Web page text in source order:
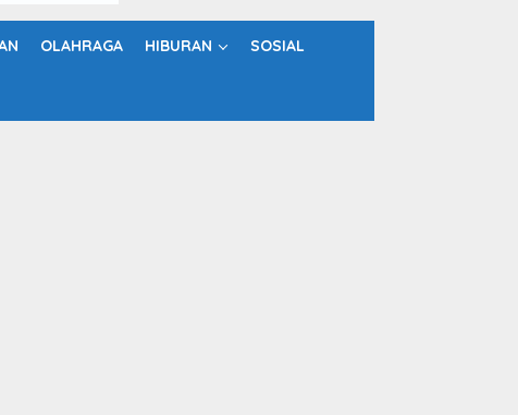
OLAHRAGA HIBURAN SOSIAL